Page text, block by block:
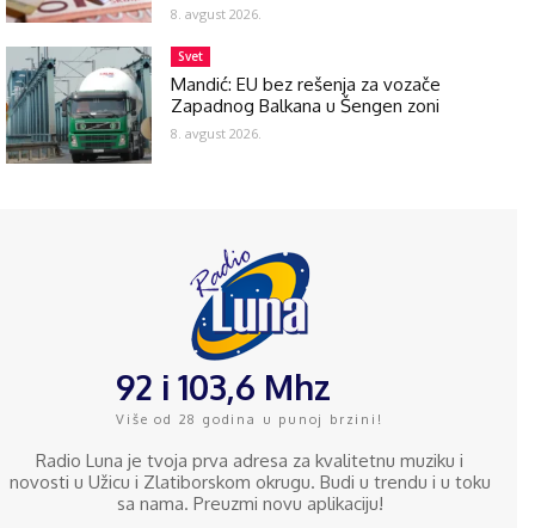
8. avgust 2026.
Svet
Mandić: EU bez rešenja za vozače
Zapadnog Balkana u Šengen zoni
8. avgust 2026.
92 i 103,6 Mhz
Više od 28 godina u punoj brzini!
Radio Luna je tvoja prva adresa za kvalitetnu muziku i
novosti u Užicu i Zlatiborskom okrugu. Budi u trendu i u toku
sa nama. Preuzmi novu aplikaciju!